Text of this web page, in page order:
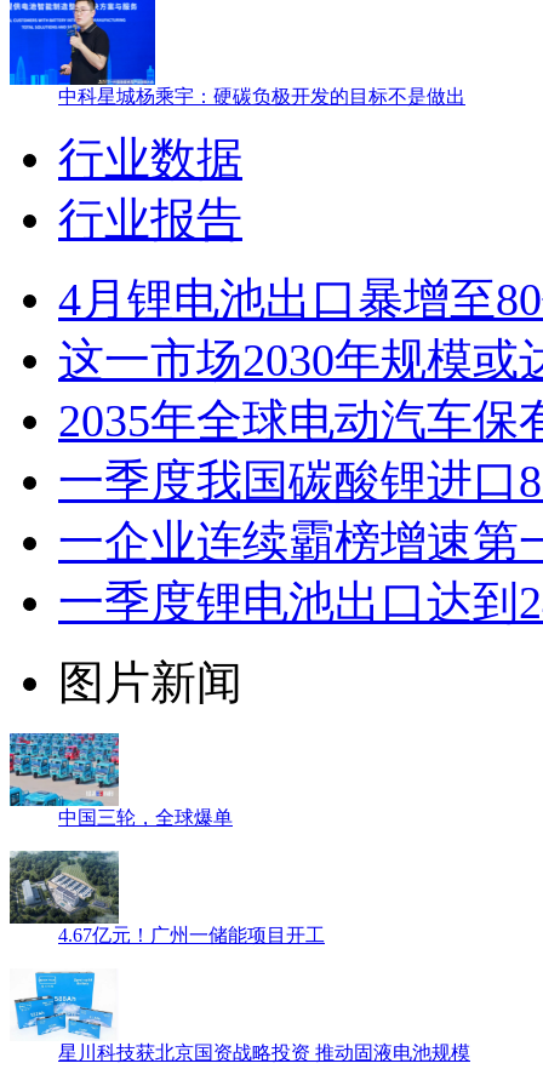
中科星城杨乘宇：硬碳负极开发的目标不是做出
行业数据
行业报告
4月锂电池出口暴增至
这一市场2030年规模或
2035年全球电动汽车保
一季度我国碳酸锂进口
一企业连续霸榜增速第
一季度锂电池出口达到
图片新闻
中国三轮，全球爆单
4.67亿元！广州一储能项目开工
星川科技获北京国资战略投资 推动固液电池规模